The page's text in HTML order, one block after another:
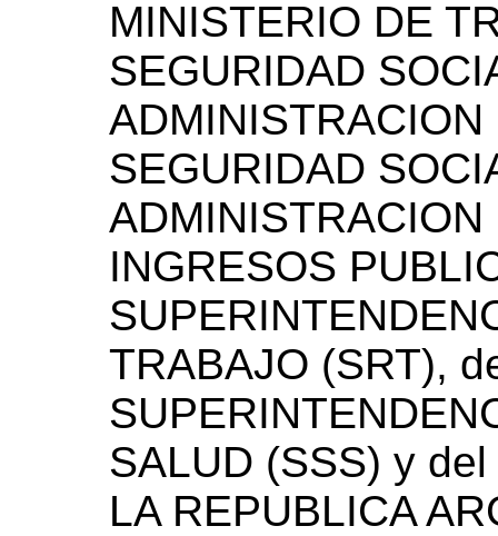
MINISTERIO DE
SEGURIDAD
SEGURIDAD
INGRESOS
TRABAJO (SRT),
SALUD (SSS) y
LA REPUBLICA